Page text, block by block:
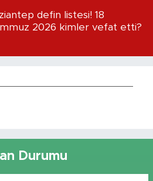
defin listesi! 18
2026 kimler vefat etti?
Durumu